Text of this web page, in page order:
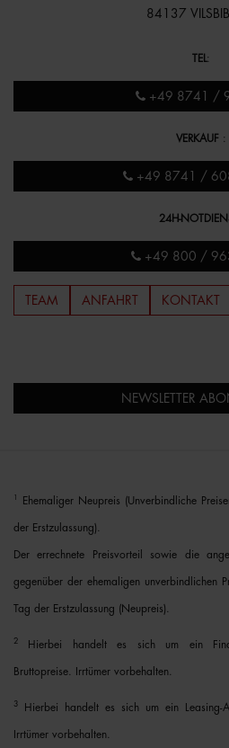
84137
TEL :
+49 8741 /
VERKAUF :
+49 8741 /
24H-
+49 800 /
TEAM ANFAHRT KONTAKT
NEWSLETTER
Ehemaliger Neupreis (Unverbindliche
der Erstzulassung).
Der errechnete Preisvorteil sowie die
gegenüber der ehemaligen unverbindlichen
Tag der Erstzulassung (Neupreis).
2 Hierbei handelt es sich um ein
Bruttopreise. Irrtümer vorbehalten.
3 Hierbei handelt es sich um ein Leasing-
Irrtümer vorbehalten.